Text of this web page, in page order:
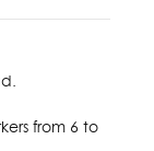
from 6 to